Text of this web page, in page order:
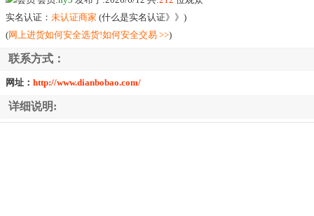
实名认证： 未认证商家 (什么是实名认证》》 )
(网上进货如何安全选货!如何安全交易 >>)
联系方式：
网址： http://www.dianbobao.com/
详细说明: